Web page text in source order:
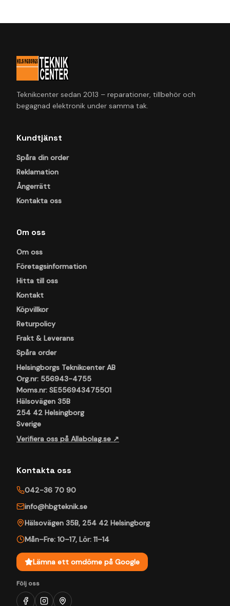
Teknikcenter sedan 2013 – reparationer, tillbehör och
begagnad elektronik under samma tak.
Kundtjänst
Spåra din order
Reklamation
Ångerrätt
Kontakta oss
Om oss
Om oss
Företagsinformation
Hitta till oss
Kontakt
Köpvillkor
Returpolicy
Frakt & Leverans
Spåra order
Helsingborgs Teknikcenter AB
Org.nr: 556943-4755
Moms.nr: SE556943475501
Hälsovägen 35B
254 42 Helsingborg
Sverige
Verifiera oss på Allabolag.se ↗
Kontakta oss
042-36 70 90
info@hbgteknik.se
Hälsovägen 35B, 254 42 Helsingborg
Mån–Fre: 10–17, Lör: 11–14
Lämna ett omdöme på Google
Följ oss